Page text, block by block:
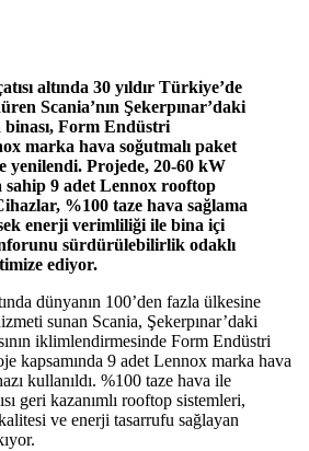
altında 30 yıldır Türkiye’de
Scania’nın Şekerpınar’daki
binası, Form Endüstri
marka hava soğutmalı paket
yenilendi. Projede, 20-60 kW
sahip 9 adet Lennox rooftop
%100 taze hava sağlama
enerji verimliliği ile bina içi
sürdürülebilirlik odaklı
ediyor.
dünyanın 100’den fazla ülkesine
sunan Scania, Şekerpınar’daki
iklimlendirmesinde Form Endüstri
kapsamında 9 adet Lennox marka hava
kullanıldı. %100 taze hava ile
geri kazanımlı rooftop sistemleri,
ve enerji tasarrufu sağlayan